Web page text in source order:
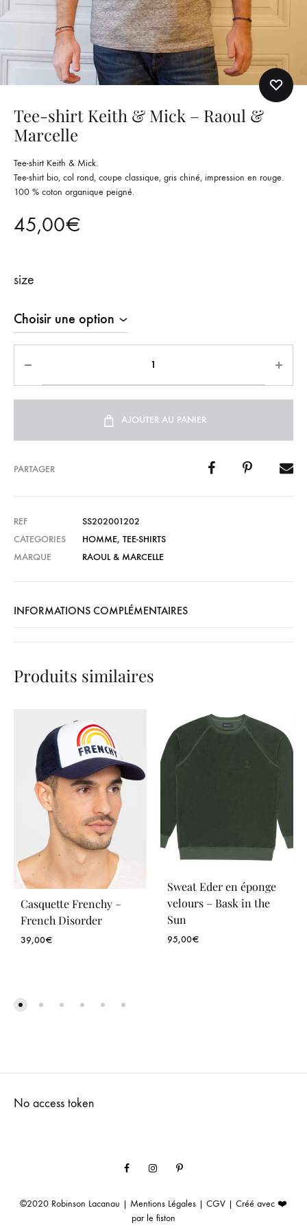
Tee-shirt Keith & Mick – Raoul &
Marcelle
Tee-shirt Keith & Mick.
Tee-shirt bio, col rond, coupe classique, gris chiné, impression en rouge.
100 % coton organique peigné.
45,00€
size
AJOUTER AU PANIER
PARTAGER
REF
SS202001202
CATEGORIES
HOMME, TEE-SHIRTS
MARQUE
RAOUL & MARCELLE
INFORMATIONS COMPLÉMENTAIRES
Produits similaires
Casquette Frenchy –
French Disorder
39,00€
Sweat Eder en éponge
velours – Bask in the
Sun
95,00€
No access token
FacebookInstagramPinterest
©2020 Robinson Lacanau | Mentions Légales | CGV | Créé avec ❤️
par le fiston